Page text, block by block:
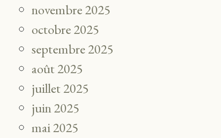
novembre 2025
octobre 2025
septembre 2025
août 2025
juillet 2025
juin 2025
mai 2025